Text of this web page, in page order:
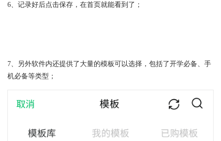
6、记录好后点击保存，在首页就能看到了；
7、另外软件内还提供了大量的模板可以选择，包括了开学必备、手
机必备等类型；